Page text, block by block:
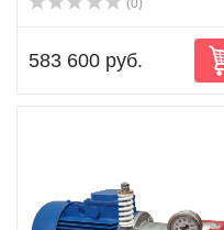
(0)
583 600 руб.